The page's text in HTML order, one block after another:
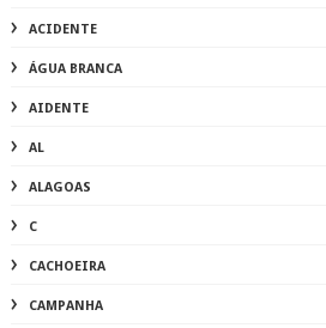
ACIDENTE
ÁGUA BRANCA
AIDENTE
AL
ALAGOAS
C
CACHOEIRA
CAMPANHA